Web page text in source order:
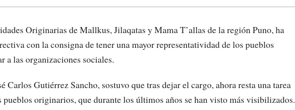
Originarias de Mallkus, Jilaqatas y Mama T’allas de la región Puno, ha
con la consigna de tener una mayor representatividad de los pueblos
a las organizaciones sociales.
Carlos Gutiérrez Sancho, sostuvo que tras dejar el cargo, ahora resta una tarea
pueblos originarios, que durante los últimos años se han visto más visibilizados.